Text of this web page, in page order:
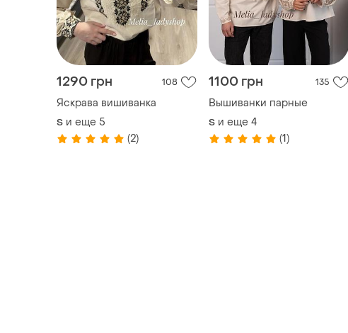
1290 грн 108
Яскрава вишиванка
S и еще 5
(2)
1100 грн 135
Вышиванки парные
S и еще 4
(1)